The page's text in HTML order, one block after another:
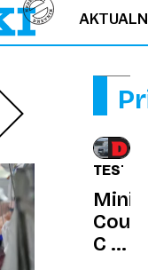
TEST
Mini
C te